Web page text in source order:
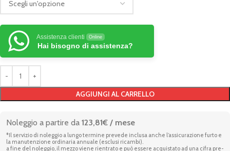
AGGIUNGI AL CARRELLO
Assistenza clienti Online
Hai bisogno di assistenza?
Noleggio a partire da 123,81€ / mese
*Il servizio di noleggio a lungo termine prevede inclusa anche l’assicurazione furto e
la manutenzione ordinaria annuale (esclusi ricambi).
a fine del noleggio, il mezzo viene rientrato e può essere acquistato ad una cifra pre-